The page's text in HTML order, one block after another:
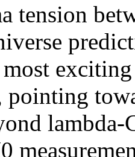
tension
pointing